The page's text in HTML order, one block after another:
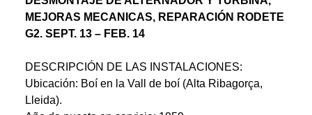
MEJORAS MECANICAS, REPARACIÓN RODETE
G2. SEPT. 13 – FEB. 14
DESCRIPCIÓN DE LAS INSTALACIONES:
Ubicación: Boí en la Vall de boí (Alta Ribagorça,
Lleida).